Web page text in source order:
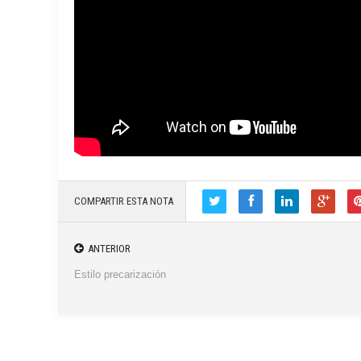
COMPARTIR ESTA NOTA
ANTERIOR
Estilo precarización